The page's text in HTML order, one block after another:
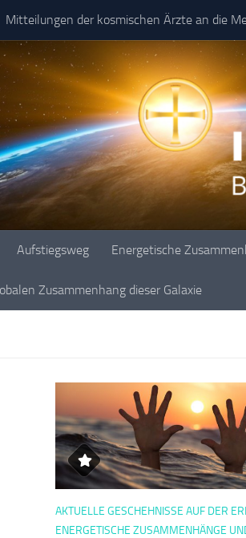
Mitteilungen der kosmischen Ärzte an die
Aufstiegsweg Energetische
Zusammenhang dieser Galaxie
AKTUELLE GESCHEHNISSE AUF DER
ENERGETISCHE ZUSAMMENHÄNGE